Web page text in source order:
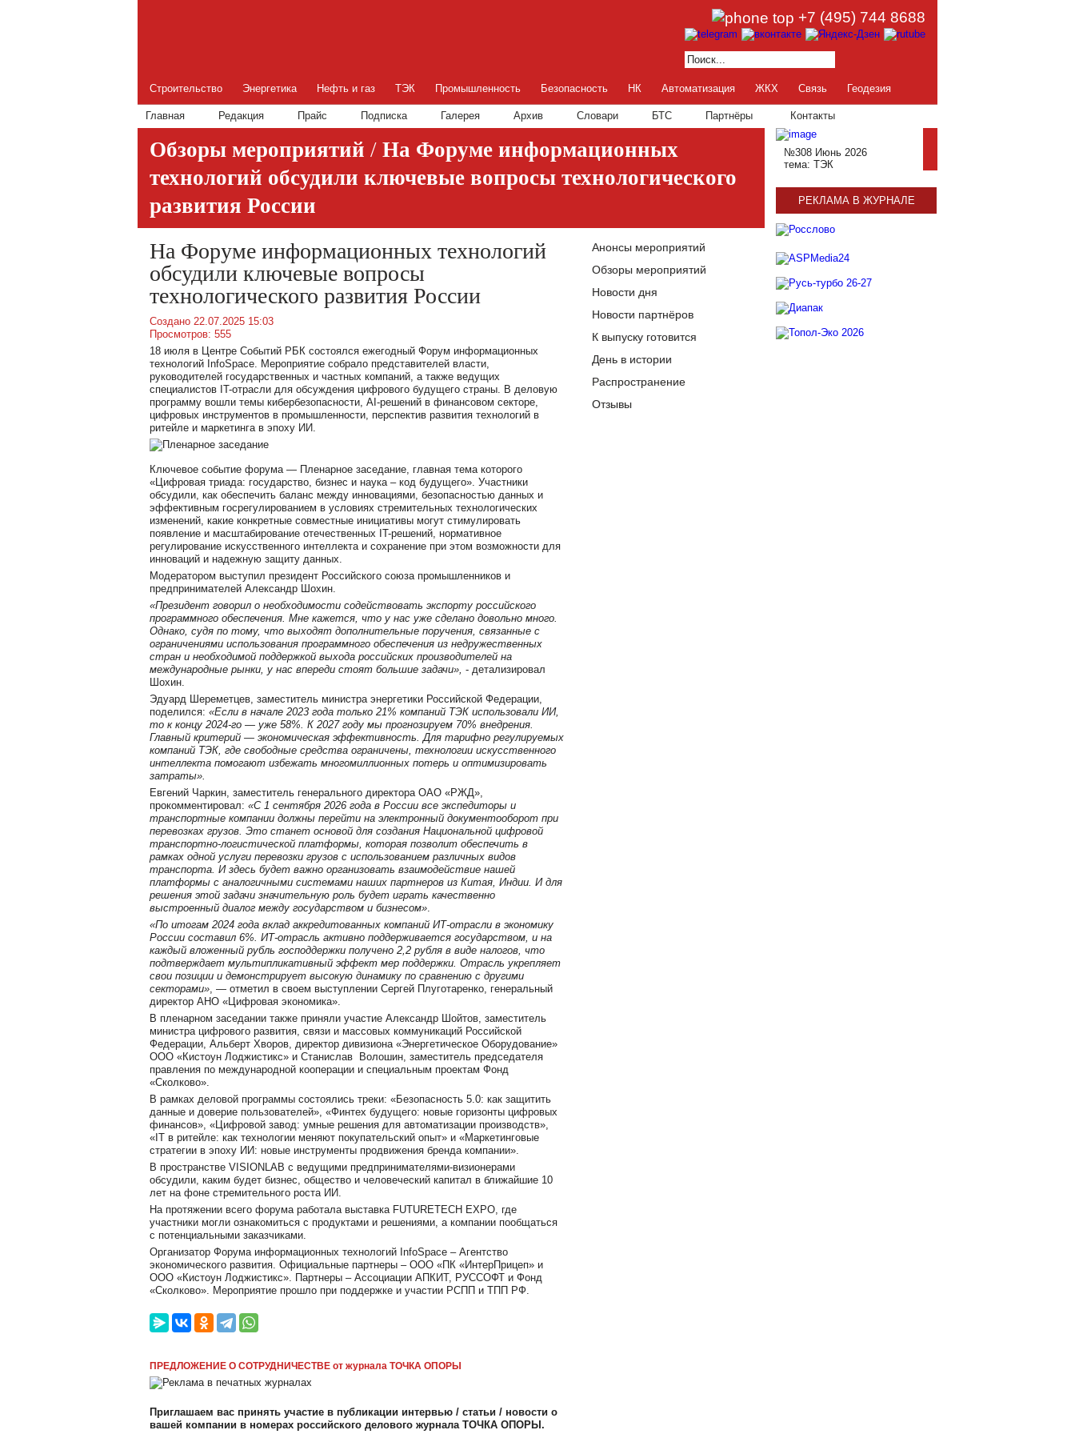
+7 (495) 744 8688
Строительство Энергетика Нефть и газ ТЭК Промышленность Безопасность НК Автоматизация ЖКХ Связь Геодезия
Главная Редакция Прайс Подписка Галерея Архив Словари БТС Партнёры Контакты
Обзоры мероприятий / На Форуме информационных
технологий обсудили ключевые вопросы технологического
развития России
На Форуме информационных технологий
обсудили ключевые вопросы
технологического развития России
Создано 22.07.2025 15:03
Просмотров: 555
18 июля в Центре Событий РБК состоялся ежегодный Форум информационных
технологий InfoSpace. Мероприятие собрало представителей власти,
руководителей государственных и частных компаний, а также ведущих
специалистов IT-отрасли для обсуждения цифрового будущего страны. В деловую
программу вошли темы кибербезопасности, AI-решений в финансовом секторе,
цифровых инструментов в промышленности, перспектив развития технологий в
ритейле и маркетинга в эпоху ИИ.
Ключевое событие форума — Пленарное заседание, главная тема которого
«Цифровая триада: государство, бизнес и наука – код будущего». Участники
обсудили, как обеспечить баланс между инновациями, безопасностью данных и
эффективным госрегулированием в условиях стремительных технологических
изменений, какие конкретные совместные инициативы могут стимулировать
появление и масштабирование отечественных IT-решений, нормативное
регулирование искусственного интеллекта и сохранение при этом возможности для
инноваций и надежную защиту данных.
Модератором выступил президент Российского союза промышленников и
предпринимателей Александр Шохин.
«Президент говорил о необходимости содействовать экспорту российского
программного обеспечения. Мне кажется, что у нас уже сделано довольно много.
Однако, судя по тому, что выходят дополнительные поручения, связанные с
ограничениями использования программного обеспечения из недружественных
стран и необходимой поддержкой выхода российских производителей на
международные рынки, у нас впереди стоят большие задачи», - детализировал
Шохин.
Эдуард Шереметцев, заместитель министра энергетики Российской Федерации,
поделился: «Если в начале 2023 года только 21% компаний ТЭК использовали ИИ,
то к концу 2024-го — уже 58%. К 2027 году мы прогнозируем 70% внедрения.
Главный критерий — экономическая эффективность. Для тарифно регулируемых
компаний ТЭК, где свободные средства ограничены, технологии искусственного
интеллекта помогают избежать многомиллионных потерь и оптимизировать
затраты».
Евгений Чаркин, заместитель генерального директора ОАО «РЖД»,
прокомментировал: «С 1 сентября 2026 года в России все экспедиторы и
транспортные компании должны перейти на электронный документооборот при
перевозках грузов. Это станет основой для создания Национальной цифровой
транспортно-логистической платформы, которая позволит обеспечить в
рамках одной услуги перевозки грузов с использованием различных видов
транспорта. И здесь будет важно организовать взаимодействие нашей
платформы с аналогичными системами наших партнеров из Китая, Индии. И для
решения этой задачи значительную роль будет играть качественно
выстроенный диалог между государством и бизнесом».
«По итогам 2024 года вклад аккредитованных компаний ИТ-отрасли в экономику
России составил 6%. ИТ-отрасль активно поддерживается государством, и на
каждый вложенный рубль господдержки получено 2,2 рубля в виде налогов, что
подтверждает мультипликативный эффект мер поддержки. Отрасль укрепляет
свои позиции и демонстрирует высокую динамику по сравнению с другими
секторами», — отметил в своем выступлении Сергей Плуготаренко, генеральный
директор АНО «Цифровая экономика».
В пленарном заседании также приняли участие Александр Шойтов, заместитель
министра цифрового развития, связи и массовых коммуникаций Российской
Федерации, Альберт Хворов, директор дивизиона «Энергетическое Оборудование»
ООО «Кистоун Лоджистикс» и Станислав Волошин, заместитель председателя
правления по международной кооперации и специальным проектам Фонд
«Сколково».
В рамках деловой программы состоялись треки: «Безопасность 5.0: как защитить
данные и доверие пользователей», «Финтех будущего: новые горизонты цифровых
финансов», «Цифровой завод: умные решения для автоматизации производств»,
«IT в ритейле: как технологии меняют покупательский опыт» и «Маркетинговые
стратегии в эпоху ИИ: новые инструменты продвижения бренда компании».
В пространстве VISIONLAB с ведущими предпринимателями-визионерами
обсудили, каким будет бизнес, общество и человеческий капитал в ближайшие 10
лет на фоне стремительного роста ИИ.
На протяжении всего форума работала выставка FUTURETECH EXPO, где
участники могли ознакомиться с продуктами и решениями, а компании пообщаться
с потенциальными заказчиками.
Организатор Форума информационных технологий InfoSpace – Агентство
экономического развития. Официальные партнеры – ООО «ПК «ИнтерПрицеп» и
ООО «Кистоун Лоджистикс». Партнеры – Ассоциации АПКИТ, РУССОФТ и Фонд
«Сколково». Мероприятие прошло при поддержке и участии РСПП и ТПП РФ.
ПРЕДЛОЖЕНИЕ О СОТРУДНИЧЕСТВЕ от журнала ТОЧКА ОПОРЫ
Приглашаем вас принять участие в публикации интервью / статьи / новости о
вашей компании в номерах российского делового журнала ТОЧКА ОПОРЫ.
Анонсы мероприятий
Обзоры мероприятий
Новости дня
Новости партнёров
К выпуску готовится
День в истории
Распространение
Отзывы
№308 Июнь 2026
тема: ТЭК
РЕКЛАМА В ЖУРНАЛЕ